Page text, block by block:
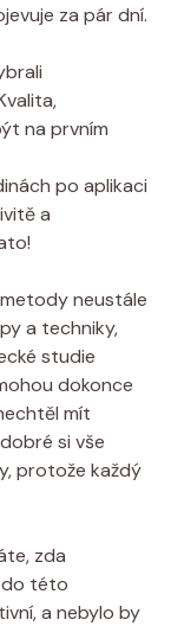
za pár dní.
na prvním
po aplikaci
a
neustále
a techniky,
studie
dokonce
mít
si vše
protože každý
zda
do této
a nebylo by